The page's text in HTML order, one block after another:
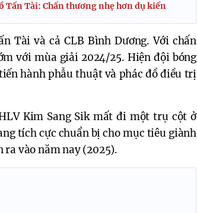
Tấn Tài: Chấn thương nhẹ hơn dụ kiến
Tài và cả CLB Bình Dương. Với chấn
với mùa giải 2024/25. Hiện đội bóng
hành phẫu thuật và phác đồ điều trị
Kim Sang Sik mất đi một trụ cột ở
tích cực chuẩn bị cho mục tiêu giành
ra vào năm nay (2025).